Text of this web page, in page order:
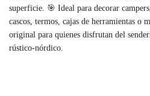
superficie. 🎯 Ideal para decorar
cascos, termos, cajas de herramientas o
original para quienes disfrutan del
rústico-nórdico.